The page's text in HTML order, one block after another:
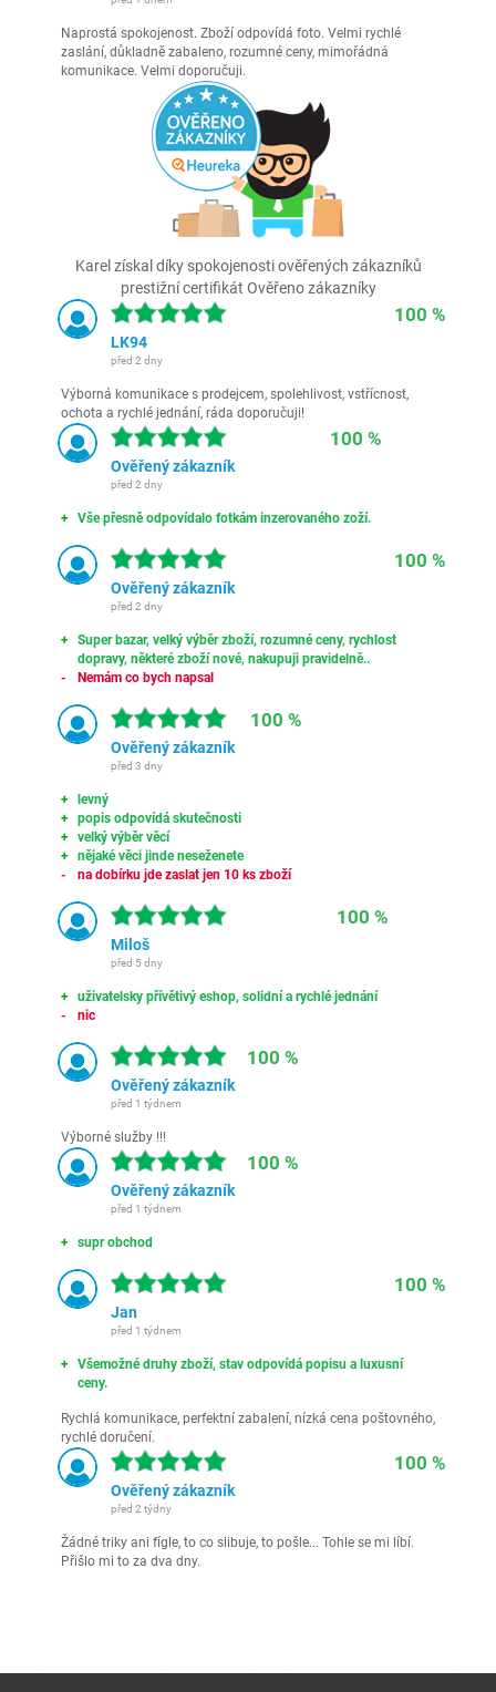
Naprostá spokojenost. Zboží odpovídá foto. Velmi rychlé
zaslání, důkladně zabaleno, rozumné ceny, mimořádná
komunikace. Velmi doporučuji.
Karel získal díky spokojenosti ověřených zákazníků
prestižní certifikát Ověřeno zákazníky
100 %
LK94
před 2 dny
Výborná komunikace s prodejcem, spolehlivost, vstřícnost,
ochota a rychlé jednání, ráda doporučuji!
100 %
Ověřený zákazník
před 2 dny
Vše přesně odpovídalo fotkám inzerovaného zoží.
100 %
Ověřený zákazník
před 2 dny
Super bazar, velký výběr zboží, rozumné ceny, rychlost
dopravy, některé zboží nové, nakupuji pravidelně..
Nemám co bych napsal
100 %
Ověřený zákazník
před 3 dny
levný
popis odpovídá skutečnosti
velký výběr věcí
nějaké věci jinde neseženete
na dobírku jde zaslat jen 10 ks zboží
100 %
Miloš
před 5 dny
uživatelsky přívětivý eshop, solidní a rychlé jednání
nic
100 %
Ověřený zákazník
před 1 týdnem
Výborné služby !!!
100 %
Ověřený zákazník
před 1 týdnem
supr obchod
100 %
Jan
před 1 týdnem
Všemožné druhy zboží, stav odpovídá popisu a luxusní
ceny.
Rychlá komunikace, perfektní zabalení, nízká cena poštovného,
rychlé doručení.
100 %
Ověřený zákazník
před 2 týdny
Žádné triky ani fígle, to co slibuje, to pošle... Tohle se mi líbí.
Přišlo mi to za dva dny.